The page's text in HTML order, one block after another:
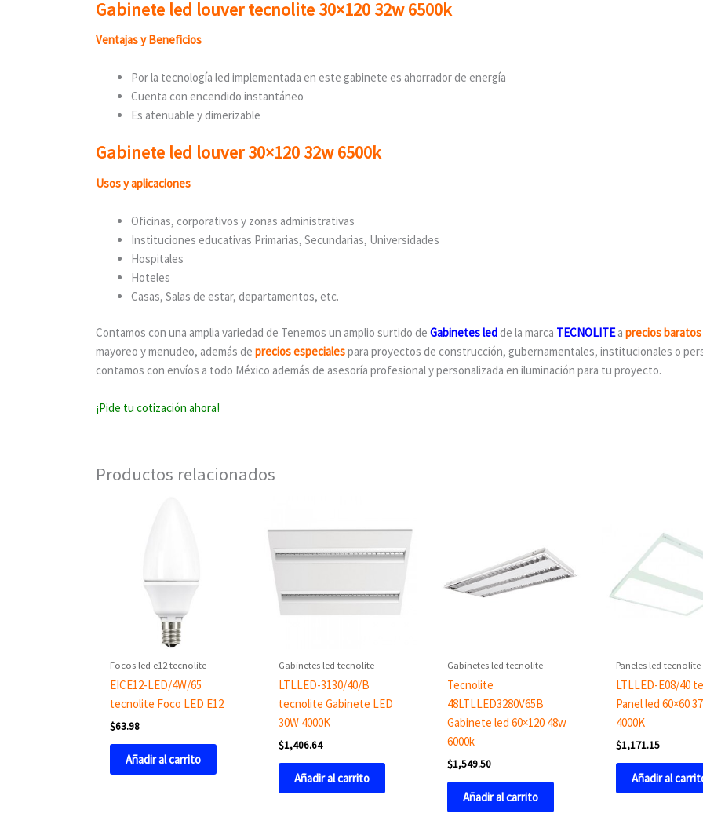
Gabinete led louver tecnolite 30×120 32w 6500k
Ventajas y Beneficios
Por la tecnología led implementada en este gabinete es ahorrador de energía
Cuenta con encendido instantáneo
Es atenuable y dimerizable
Gabinete led louver 30×120 32w 6500k
Usos y aplicaciones
Oficinas, corporativos y zonas administrativas
Instituciones educativas Primarias, Secundarias, Universidades
Hospitales
Hoteles
Casas, Salas de estar, departamentos, etc.
Contamos con una amplia variedad de Tenemos un amplio surtido de Gabinetes ledde la marca TECNOLITEaprecios baratos
mayoreo y menudeo, además de precios especialespara proyectos de construcción, gubernamentales, institucionales o
contamos con envíos a todo México además de asesoría profesional y personalizada en iluminación para tu proyecto.
¡Pide tu cotización ahora!
Productos relacionados
Focos led e12 tecnolite
EICE12-LED/4W/65
tecnolite Foco LED E12
$63.98
Añadir al carrito
Gabinetes led tecnolite
LTLLED-3130/40/B
tecnolite Gabinete LED
30W 4000K
$1,406.64
Añadir al carrito
Gabinetes led tecnolite
Tecnolite
48LTLLED3280V65B
Gabinete led 60×120 48w
6000k
$1,549.50
Añadir al carrito
Paneles led tecnolite
LTLLED-E08/40
Panel led 60×60
4000K
$1,171.15
Añadir al